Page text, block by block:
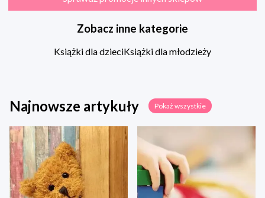
Zobacz inne kategorie
Książki dla dzieciKsiążki dla młodzieży
Najnowsze artykuły Pokaż wszystkie